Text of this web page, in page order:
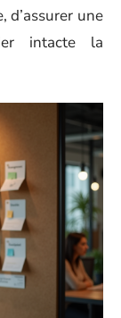
d’assurer une
intacte la